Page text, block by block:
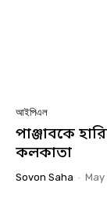
আইপিএল
পাঞ্জাবকে
কলকাতা
Sovon Saha - May